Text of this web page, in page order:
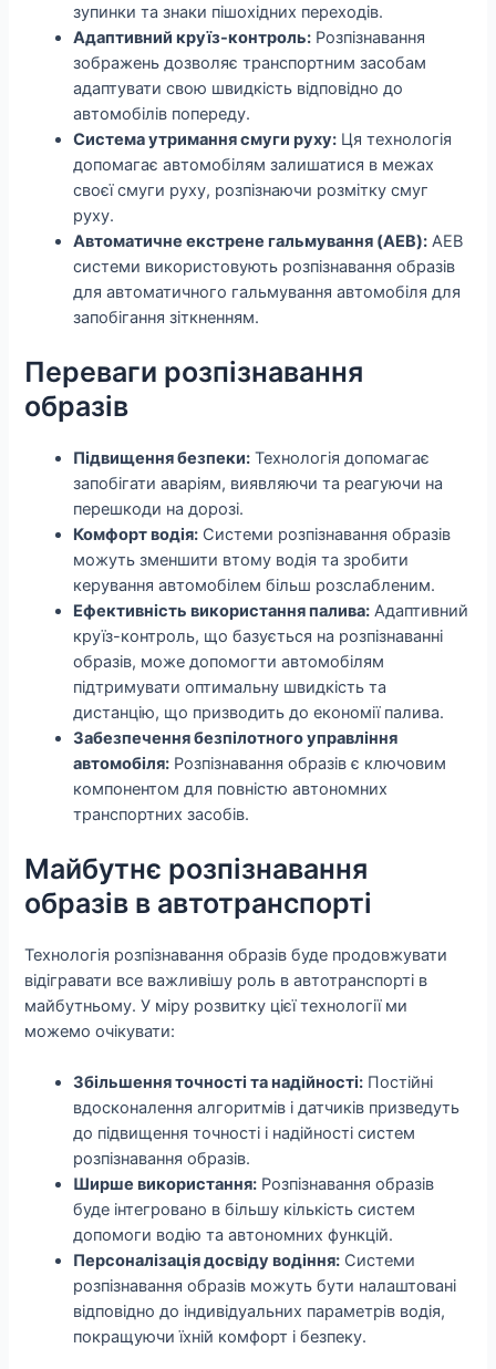
зупинки та знаки пішохідних переходів.
Адаптивний круїз-контроль: Розпізнавання
зображень дозволяє транспортним засобам
адаптувати свою швидкість відповідно до
автомобілів попереду.
Система утримання смуги руху: Ця технологія
допомагає автомобілям залишатися в межах
своєї смуги руху, розпізнаючи розмітку смуг
руху.
Автоматичне екстрене гальмування (AEB): AEB
системи використовують розпізнавання образів
для автоматичного гальмування автомобіля для
запобігання зіткненням.
Переваги розпізнавання
образів
Підвищення безпеки: Технологія допомагає
запобігати аваріям, виявляючи та реагуючи на
перешкоди на дорозі.
Комфорт водія: Системи розпізнавання образів
можуть зменшити втому водія та зробити
керування автомобілем більш розслабленим.
Ефективність використання палива: Адаптивний
круїз-контроль, що базується на розпізнаванні
образів, може допомогти автомобілям
підтримувати оптимальну швидкість та
дистанцію, що призводить до економії палива.
Забезпечення безпілотного управління
автомобіля: Розпізнавання образів є ключовим
компонентом для повністю автономних
транспортних засобів.
Майбутнє розпізнавання
образів в автотранспорті
Технологія розпізнавання образів буде продовжувати
відігравати все важливішу роль в автотранспорті в
майбутньому. У міру розвитку цієї технології ми
можемо очікувати:
Збільшення точності та надійності: Постійні
вдосконалення алгоритмів і датчиків призведуть
до підвищення точності і надійності систем
розпізнавання образів.
Ширше використання: Розпізнавання образів
буде інтегровано в більшу кількість систем
допомоги водію та автономних функцій.
Персоналізація досвіду водіння: Системи
розпізнавання образів можуть бути налаштовані
відповідно до індивідуальних параметрів водія,
покращуючи їхній комфорт і безпеку.